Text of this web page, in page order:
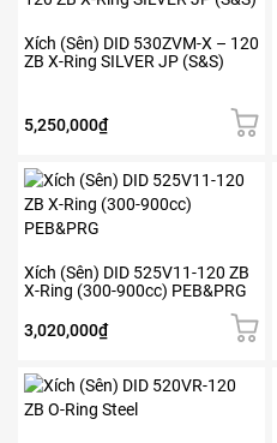
Xích (Sên) DID 530ZVM-X – 120
ZB X-Ring SILVER JP (S&S)
5,250,000₫
Xích (Sên) DID 525V11-120 ZB
X-Ring (300-900cc) PEB&PRG
3,020,000₫